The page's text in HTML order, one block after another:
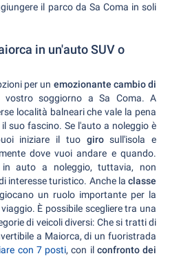
il parco da Sa Coma in soli
in un'auto SUV o
per un emozionante cambio di
vostro soggiorno a Sa Coma. A
località balneari che vale la pena
suo fascino. Se l'auto a noleggio è
iniziare il tuo girosull'isola e
dove vuoi andare e quando.
auto a noleggio, tuttavia, non
interesse turistico. Anche la classe
giocano un ruolo importante per la
È possibile scegliere tra una
di veicoli diversi: Che si tratti di
a Maiorca, di un fuoristrada
con 7 posti, con il confronto dei